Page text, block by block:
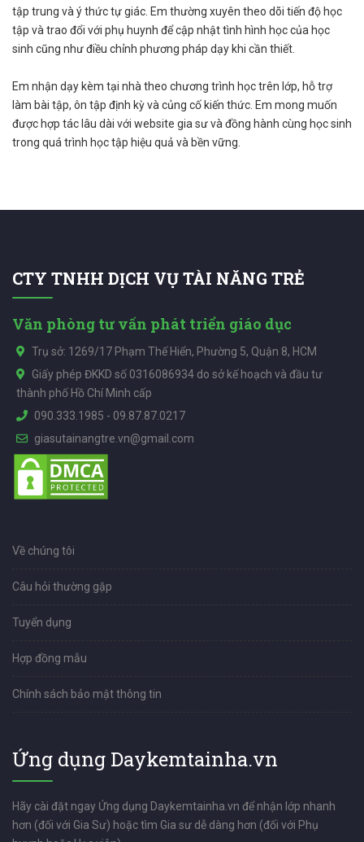
tập trung và ý thức tự giác. Em thường xuyên theo dõi tiến độ học
tập và trao đổi với phụ huynh để cập nhật tình hình học của học
sinh cũng như điều chỉnh phương pháp dạy khi cần thiết.
Em nhận dạy kèm tại nhà theo chương trình học trên lớp, hỗ trợ
làm bài tập, ôn tập định kỳ và củng cố kiến thức. Em mong muốn
được hợp tác lâu dài với website gia sư và đồng hành cùng học sinh
trong quá trình học tập hiệu quả và bền vững.
CTY TNHH DỊCH VỤ TÀI NĂNG TRẺ
Văn phòng tư vấn phát triển giáo dục
Trụ sở: 1269/17 Phạm Thế Hiển, Phường 5, Quận 8, HCM
Giấy phép ĐKKD số 0316086934 do sở kế hoạch và đầu tư
thành phố Hồ Chí Minh cấp
090.333.1985 - 09.87.87.0217
giasutainangtre.vn@gmail.com
Về chúng tôi
Câu hỏi thường gặp
Tuyển dụng
Hợp đồng mẫu
Chính sách bảo mật thông tin
Ứng dụng Daykemtainha.vn
Hãy cài đặt ngay Ứng dụng Daykemtainha.vn để nhận lớp nhanh
hơn (đối với Gia Sư) hoặc tìm Gia sư dễ dàng hơn (đối với Phụ